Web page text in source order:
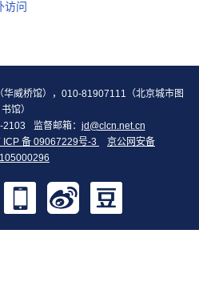
访问
威桥馆），010-81907111（北京城市图
书馆）
2103
监督邮箱： jd@clcn.net.cn
ICP 备 09067229号-3
京公网安备